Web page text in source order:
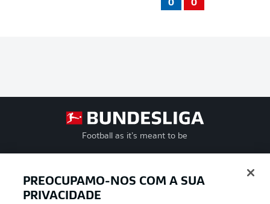
0 0
Football as it’s meant to be
APLICATIVO DA BUNDESLIGA
PREOCUPAMO-NOS COM A SUA
PRIVACIDADE